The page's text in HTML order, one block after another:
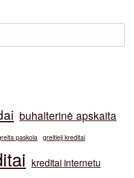
buhalterinė apskaita
paskola greitieji kreditai
kreditai internetu